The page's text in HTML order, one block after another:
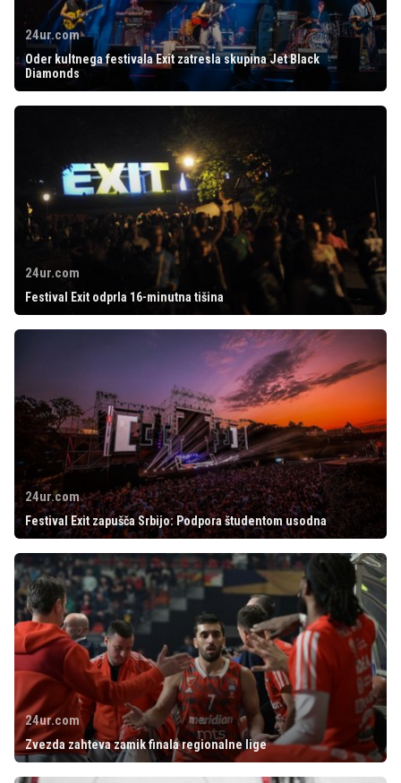
24ur.com
Oder kultnega festivala Exit zatresla skupina Jet Black
Diamonds
24ur.com
Festival Exit odprla 16-minutna tišina
24ur.com
Festival Exit zapušča Srbijo: Podpora študentom usodna
24ur.com
Zvezda zahteva zamik finala regionalne lige